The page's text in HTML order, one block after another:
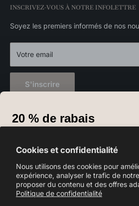
Cookies et confidentialité
Nous utilisons des cookies pour
expérience, analyser le trafic de
proposer du contenu et des offres
Politique de confidentialité
Politique de confidentialité
Appliques murales
Luminaires extérieurs
INSCRIVEZ-VOUS À NOTRE INFOLETTRE
Soyez les premiers informés de nos
Votre email
S'inscrire
Langue
Nous suivre